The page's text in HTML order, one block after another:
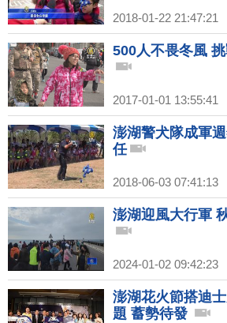
2018-01-22 21:47:21
500人不畏冬風
2017-01-01 13:55:41
澎湖警犬隊成軍
任
2018-06-03 07:41:13
澎湖迎風大行軍
2024-01-02 09:42:23
澎湖花火節搭迪
題 蓄勢待發